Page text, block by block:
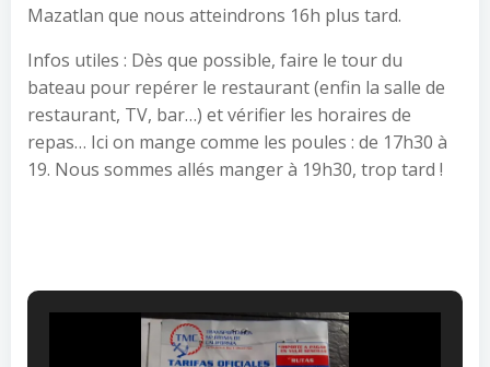
Mazatlan que nous atteindrons 16h plus tard.
Infos utiles : Dès que possible, faire le tour du
bateau pour repérer le restaurant (enfin la salle de
restaurant, TV, bar…) et vérifier les horaires de
repas… Ici on mange comme les poules : de 17h30 à
19. Nous sommes allés manger à 19h30, trop tard !